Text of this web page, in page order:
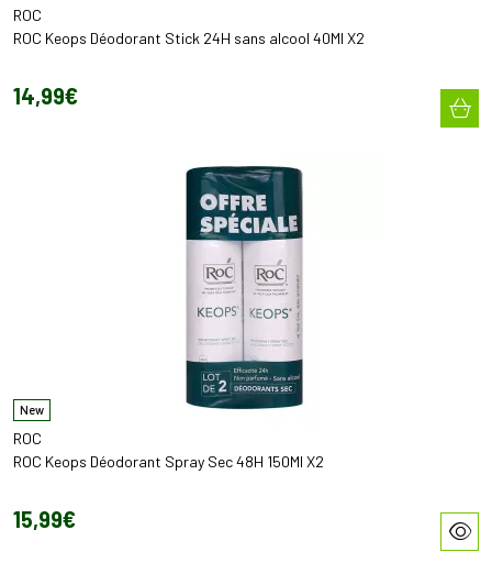
ROC
ROC Keops Déodorant Stick 24H sans alcool 40Ml X2
14,99€
New
ROC
ROC Keops Déodorant Spray Sec 48H 150Ml X2
15,99€